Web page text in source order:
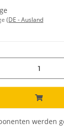
(DE - Ausland
werden